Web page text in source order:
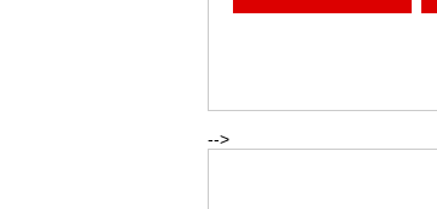
-->